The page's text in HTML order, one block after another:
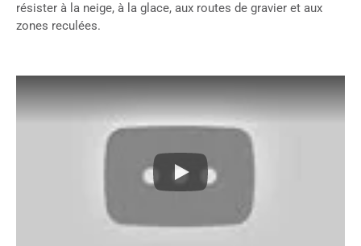
résister à la neige, à la glace, aux routes de gravier et aux
zones reculées.